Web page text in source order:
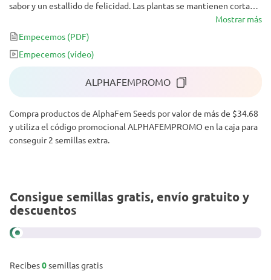
sabor y un estallido de felicidad. Las plantas se mantienen cortas y
compactas y encajan perfectamente en cualquier jardín discreto,
ya sea una pequeña tienda de cultivo o un parche de guerrilla en
un claro del bosque. El 26% de THC es lo suficientemente alto
como para dejarte sin habla, pero un uso moderado te hará
completamente feliz y eufórico, listo para reír a la men
Mostrar más
Empecemos (PDF)
Empecemos (vídeo)
ALPHAFEMPROMO
Compra productos de AlphaFem Seeds por valor de más de $34.68
y utiliza el código promocional ALPHAFEMPROMO en la caja para
conseguir 2 semillas extra.
Consigue semillas gratis, envío gratuito y
descuentos
Recibes0semillas gratis